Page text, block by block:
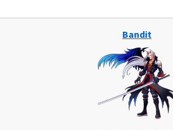
Bandit